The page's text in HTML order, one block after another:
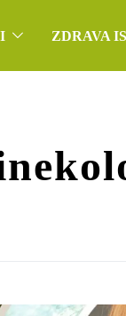
ZDRAVA